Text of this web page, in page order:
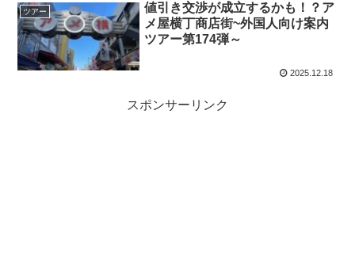
ツアー
値引き交渉が成立するかも！？ア
メ屋横丁商店街~外国人向け案内
ツアー第174弾～
2025.12.18
スポンサーリンク